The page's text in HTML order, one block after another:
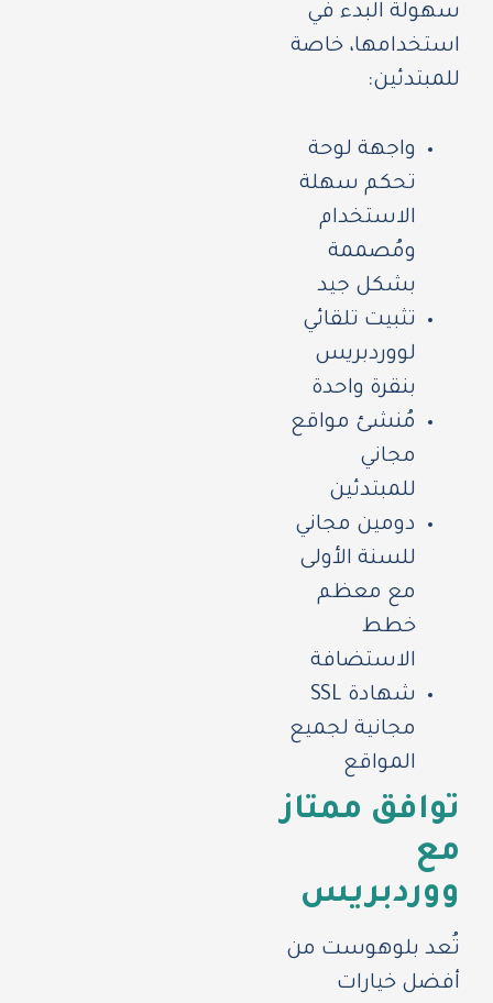
سهولة البدء في
استخدامها، خاصة
للمبتدئين:
واجهة لوحة
تحكم سهلة
الاستخدام
ومُصممة
بشكل جيد
تثبيت تلقائي
لووردبريس
بنقرة واحدة
مُنشئ مواقع
مجاني
للمبتدئين
دومين مجاني
للسنة الأولى
مع معظم
خطط
الاستضافة
شهادة SSL
مجانية لجميع
المواقع
توافق ممتاز
مع
ووردبريس
تُعد بلوهوست من
أفضل خيارات